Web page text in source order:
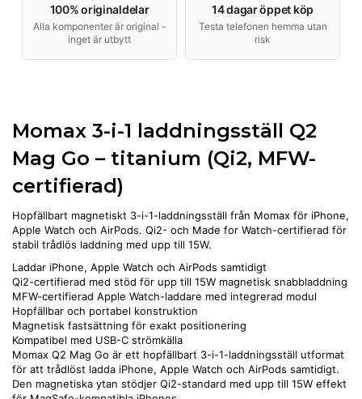
100% originaldelar
Alla komponenter är original -
inget är utbytt
14 dagar öppet köp
Testa telefonen hemma utan
risk
Momax 3-i-1 laddningsställ Q2
Mag Go – titanium (Qi2, MFW-
certifierad)
Hopfällbart magnetiskt 3-i-1-laddningsställ från Momax för iPhone,
Apple Watch och AirPods. Qi2- och Made for Watch-certifierad för
stabil trådlös laddning med upp till 15W.
Laddar iPhone, Apple Watch och AirPods samtidigt
Qi2-certifierad med stöd för upp till 15W magnetisk snabbladdning
MFW-certifierad Apple Watch-laddare med integrerad modul
Hopfällbar och portabel konstruktion
Magnetisk fastsättning för exakt positionering
Kompatibel med USB-C strömkälla
Momax Q2 Mag Go är ett hopfällbart 3-i-1-laddningsställ utformat
för att trådlöst ladda iPhone, Apple Watch och AirPods samtidigt.
Den magnetiska ytan stödjer Qi2-standard med upp till 15W effekt